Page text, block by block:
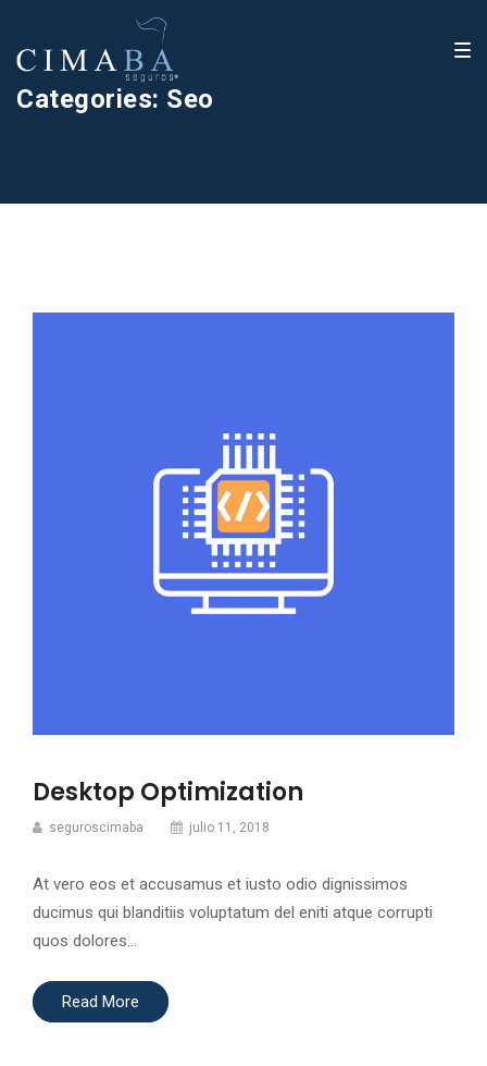
Categories: Seo
Desktop Optimization
seguroscimaba julio 11, 2018
At vero eos et accusamus et iusto odio dignissimos
ducimus qui blanditiis voluptatum del eniti atque corrupti
quos dolores…
Read More